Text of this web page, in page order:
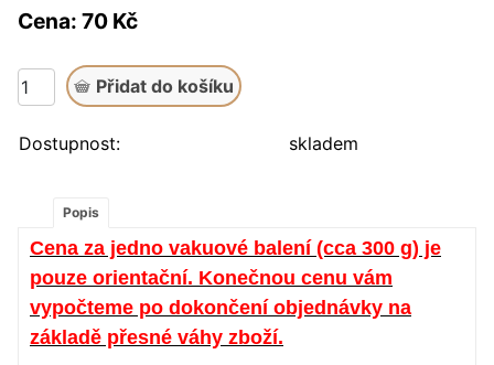
Cena: 70 Kč
Dostupnost: skladem
Popis
Cena za jedno vakuové balení (cca 300 g) je
pouze orientační. Konečnou cenu vám
vypočteme po dokončení objednávky na
základě přesné váhy zboží.